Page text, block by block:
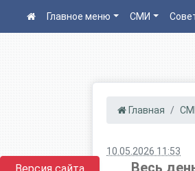
Главное меню СМИ
Главная
10.05.2026 11:53
Весь